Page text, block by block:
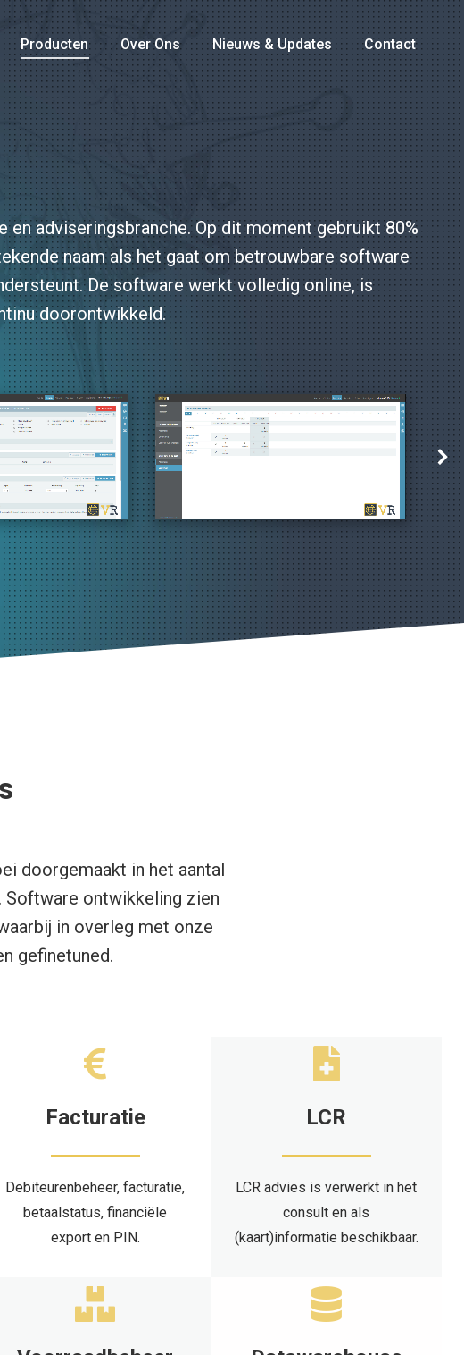
Producten Over Ons Nieuws & Updates Contact
adviseringsbranche. Op dit moment gebruikt 80%
naam als het gaat om betrouwbare software
De software werkt volledig online, is
doorontwikkeld.
doorgemaakt in het aantal
Software ontwikkeling zien
in overleg met onze
gefinetuned.
Facturatie
Debiteurenbeheer, facturatie,
betaalstatus, financiële
export en PIN.
LCR
LCR advies is verwerkt in het
consult en als
(kaart)informatie beschikbaar.